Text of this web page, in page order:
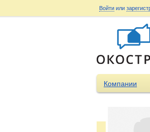
Войти или
Компании